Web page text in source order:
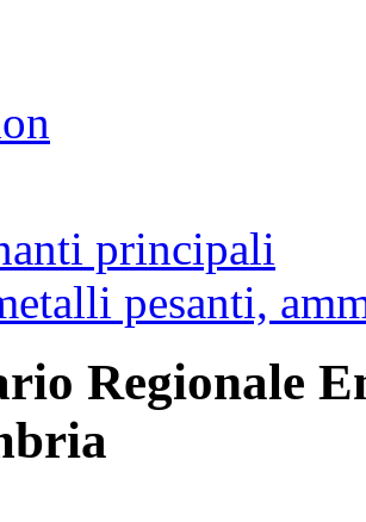
principali
pesanti,
Regionale